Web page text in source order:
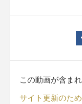
この動画が含ま
サイト更新のた